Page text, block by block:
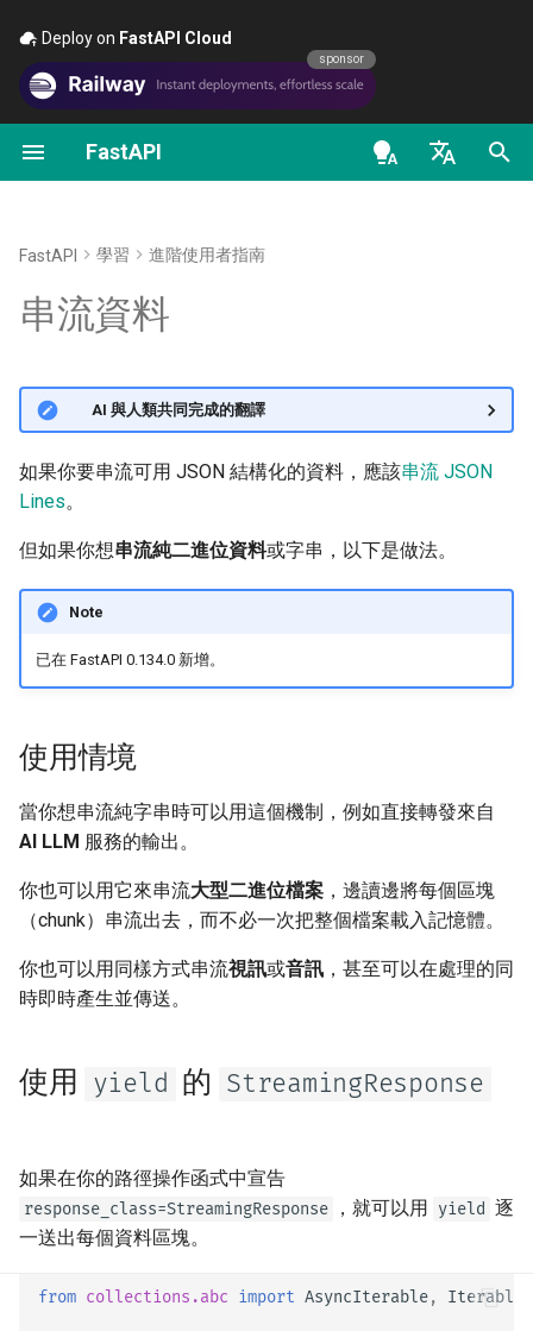
Deploy on FastAPI Cloud
sponsor
FastAPI
de - Deutsch
ja - 日本語
ko - 한국어
ru - русский язык
tr - Türkçe
第一步
請求本文
查詢參數與字串驗證
查詢參數模型
Body - 欄位
Body - 巢狀模型
宣告請求範例資料
額外的資料型別
Header 參數
Cookie 參數模型
回應模型 - 回傳型別
回應狀態碼
以類別作為相依性
使用 yield 的相依
安全性 - 入門
OAuth2、以 Bearer 搭配
使用情境
StreamingResponse
非 async 路徑操作函式
串流位元組
自訂 PNGStreamingResponse
模擬檔案
檔案與 Async
yield from
OAuth2 範圍（scopes）
關於 FastAPI 版本
手動執行伺服器
部署概念
伺服器工作處理序 - 使用
Uvicorn Workers
在容器中使用 FastAPI -
Docker
通用 - 操作指南 - 實用範例
Pydantic v2
GraphQL
別
擴充 OpenAPI
是否將輸入與輸出使用不同的
OpenAPI 結構描述
自訂文件 UI 靜態資源（自我
託管）
設定 Swagger UI
測試資料庫
使用舊的 403 身分驗證錯誤
狀態碼
FastAPI class
UploadFile class
Exceptions - HTTPException
and WebSocketException
Dependencies - Depends()
and Security()
APIRouter class
Background Tasks -
BackgroundTasks
WebSockets
HTTPConnection class
Response class
File, HTML, Redirect,
Streaming, etc.
EventSourceResponse and
Middleware
OpenAPI
OpenAPI docs
Security Tools
FastAPI People
Translations
全端 FastAPI 範本
FastAPI and friends
newsletter
替代方案、靈感與比較
Repository Management
FastAPI 學習 進階使用者指南
串流資料
🌐 AI 與人類共同完成的翻譯
如果你要串流可用 JSON 結構化的資料，應該串流 JSON
Lines。
但如果你想串流純二進位資料或字串，以下是做法。
Note
已在 FastAPI 0.134.0 新增。
使用情境
當你想串流純字串時可以用這個機制，例如直接轉發來自
AI LLM 服務的輸出。
你也可以用它來串流大型二進位檔案 ，邊讀邊將每個區塊
（chunk）串流出去，而不必一次把整個檔案載入記憶體。
你也可以用同樣方式串流視訊或音訊 ，甚至可以在處理的同
時即時產生並傳送。
使用 yield 的 StreamingResponse
如果在你的路徑操作函式中宣告
response_class=StreamingResponse ，就可以用 yield 逐
一送出每個資料區塊。
from collections.abc import AsyncIterable, Iterable